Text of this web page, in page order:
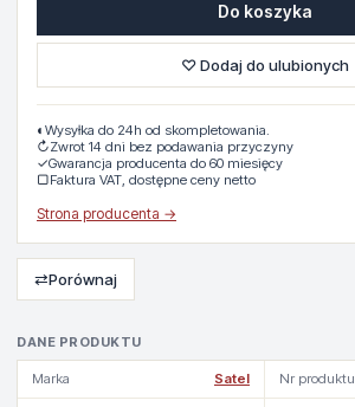
DANE PRODUKTU
Marka Satel Nr produktu
Do koszyka
♡ Dodaj do ulubionych
◐ Wysyłka do 24h od skompletowania.
↻Zwrot 14 dni bez podawania przyczyny
✓Gwarancja producenta do 60 miesięcy
▢Faktura VAT, dostępne ceny netto
Strona producenta →
⇄Porównaj